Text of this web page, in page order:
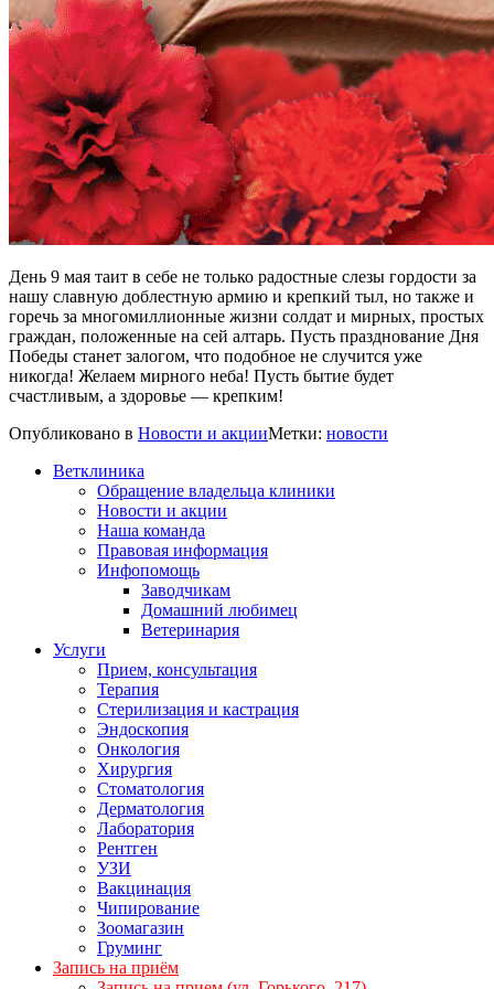
День 9 мая таит в себе не только радостные слезы гордости за
нашу славную доблестную армию и крепкий тыл, но также и
горечь за многомиллионные жизни солдат и мирных, простых
граждан, положенные на сей алтарь. Пусть празднование Дня
Победы станет залогом, что подобное не случится уже
никогда! Желаем мирного неба! Пусть бытие будет
счастливым, а здоровье — крепким!
Опубликовано в Новости и акцииМетки: новости
Ветклиника
Обращение владельца клиники
Новости и акции
Наша команда
Правовая информация
Инфопомощь
Заводчикам
Домашний любимец
Ветеринария
Услуги
Прием, консультация
Терапия
Стерилизация и кастрация
Эндоскопия
Онкология
Хирургия
Стоматология
Дерматология
Лаборатория
Рентген
УЗИ
Вакцинация
Чипирование
Зоомагазин
Груминг
Запись на приём